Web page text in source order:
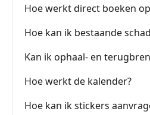
Hoe werkt direct boeken
Hoe kan ik bestaande
Kan ik ophaal- en
Hoe werkt de kalender?
Hoe kan ik stickers